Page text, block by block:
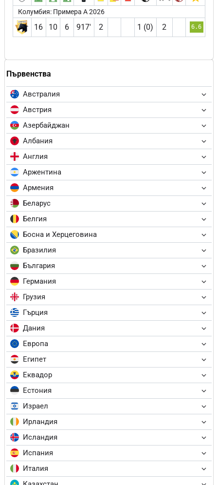
Първенства
Австралия
Австрия
Азербайджан
Албания
Англия
Аржентина
Армения
Беларус
Белгия
Босна и Херцеговина
Бразилия
България
Германия
Грузия
Гърция
Дания
Европа
Египет
Еквадор
Естония
Израел
Ирландия
Исландия
Испания
Италия
Колумбия: Примера А 2026
16 10 6 917′ 2 1 (0) 2 6.6